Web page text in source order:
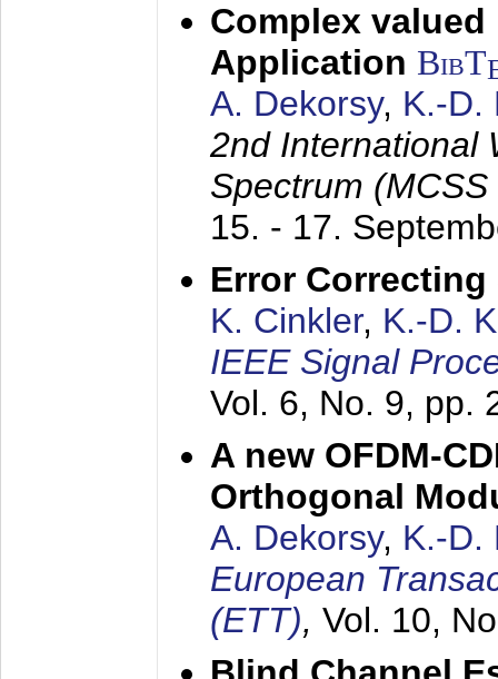
Complex valued
Application BibT
A. Dekorsy, K.-D.
2nd International
Spectrum
15. - 17.
Error
K. Cinkler, K.-D.
IEEE Signal
Vol. 6, No. 9, pp.
A new OFDM-
Orthogonal
A. Dekorsy, K.-D.
European
(ETT), Vol. 10,